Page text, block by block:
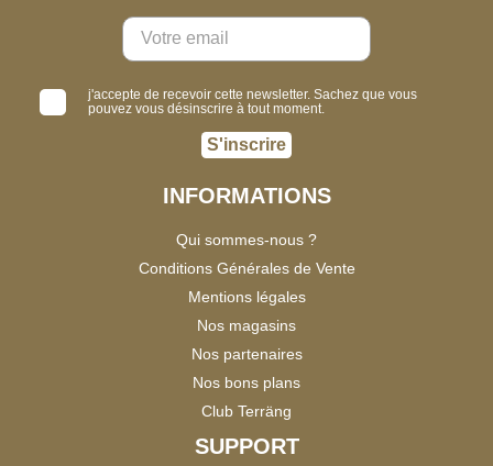
j'accepte de recevoir cette newsletter. Sachez que vous
pouvez vous désinscrire à tout moment.
S'inscrire
INFORMATIONS
Qui sommes-nous ?
Conditions Générales de Vente
Mentions légales
Nos magasins
Nos partenaires
Nos bons plans
Club Terräng
SUPPORT